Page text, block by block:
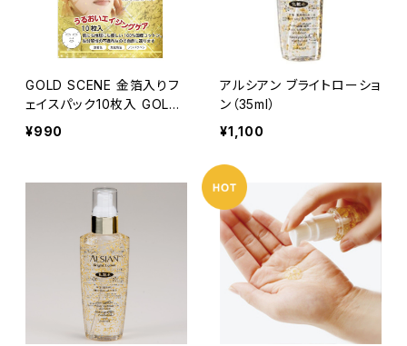
GOLD SCENE 金箔入りフ
ェイスパック10枚入 GOLD
FACE SHEET
¥990
アルシアン ブライトローショ
ン（35ml）
¥1,100